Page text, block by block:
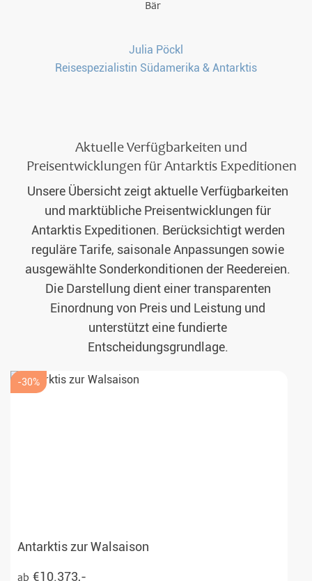
Julia Pöckl
Reisespezialistin Südamerika & Antarktis
Aktuelle Verfügbarkeiten und
Preisentwicklungen für Antarktis Expeditionen
Unsere Übersicht zeigt aktuelle Verfügbarkeiten
und marktübliche Preisentwicklungen für
Antarktis Expeditionen. Berücksichtigt werden
reguläre Tarife, saisonale Anpassungen sowie
ausgewählte Sonderkonditionen der Reedereien.
Die Darstellung dient einer transparenten
Einordnung von Preis und Leistung und
unterstützt eine fundierte
Entscheidungsgrundlage.
-30%
Antarktis zur Walsaison
ab €10.373,-